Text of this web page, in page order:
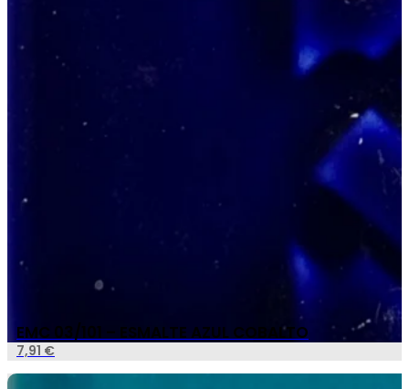
EMC 03/101 – ESMALTE AZUL COBALTO
7,91 €